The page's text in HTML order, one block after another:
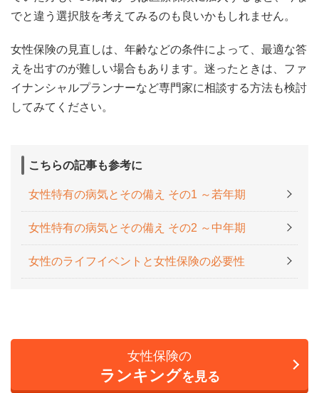
でと違う選択肢を考えてみるのも良いかもしれません。
女性保険の見直しは、年齢などの条件によって、最適な答
えを出すのが難しい場合もあります。迷ったときは、ファ
イナンシャルプランナーなど専門家に相談する方法も検討
してみてください。
こちらの記事も参考に
女性特有の病気とその備え その1 ～若年期
女性特有の病気とその備え その2 ～中年期
女性のライフイベントと女性保険の必要性
女性保険の
ランキングを見る